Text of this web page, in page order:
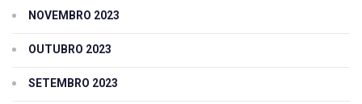
NOVEMBRO 2023
OUTUBRO 2023
SETEMBRO 2023